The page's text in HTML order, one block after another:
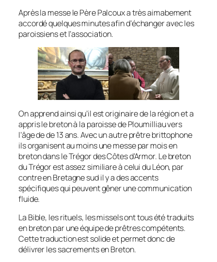
Après la messe le Père Palcoux a très aimabement
accordé quelques minutes afin d’échanger avec les
paroissiens et l’association.
On apprend ainsi qu’il est originaire de la région et a
appris le breton à la paroisse de Ploumilliau vers
l’âge de de 13 ans. Avec un autre prêtre brittophone
ils organisent au moins une messe par mois en
breton dans le Trégor des Côtes d’Armor. Le breton
du Trégor est assez similiare à celui du Léon, par
contre en Bretagne sud il y a des accents
spécifiques qui peuvent gêner une communication
fluide.
La Bible, les rituels, les missels ont tous été traduits
en breton par une équipe de prêtres compétents.
Cette traduction est solide et permet donc de
délivrer les sacrements en Breton.